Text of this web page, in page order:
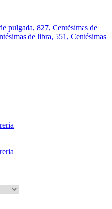
pulgada, 827, Centésimas de
de libra, 551, Centésimas